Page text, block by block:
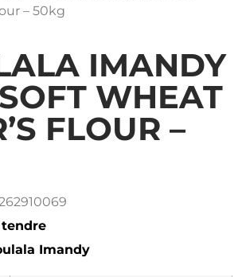
– 50kg
IMANDY
WHEAT
FLOUR –
tendre
Imandy